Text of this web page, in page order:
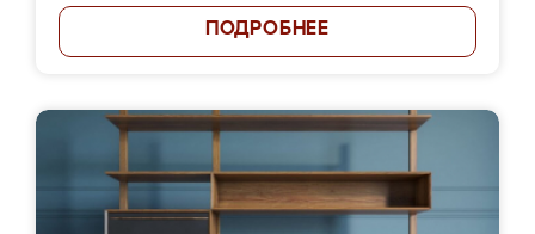
ПОДРОБНЕЕ